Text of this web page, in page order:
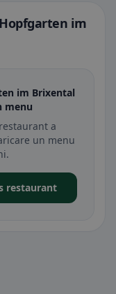
im
im Brixental
menu
a
un menu
restaurant